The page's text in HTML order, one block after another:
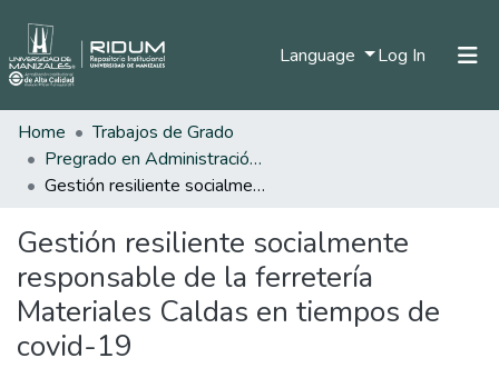
Language Log In (current)
Home
Trabajos de Grado
Pregrado en Administración de Empresas
Gestión resiliente socialmente responsable de la ferretería Materiales Caldas en tiempos de covid-19
Gestión resiliente socialmente
responsable de la ferretería
Materiales Caldas en tiempos de
covid-19